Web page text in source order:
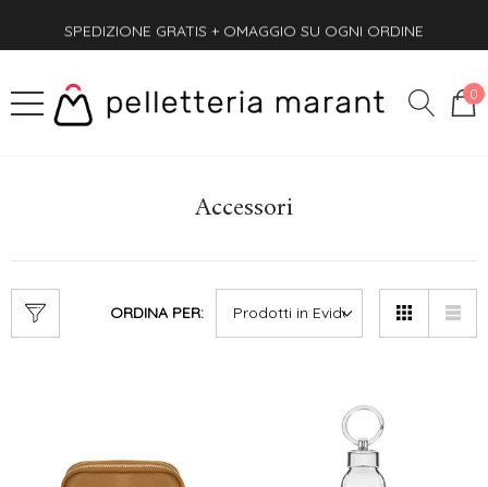
SPEDIZIONE GRATIS + OMAGGIO SU OGNI ORDINE
PAGA ANCHE ALLA CONSEGNA
SPEDIZIONE GRATIS + OMAGGIO SU OGNI ORDINE
0
Accessori
ORDINA PER: